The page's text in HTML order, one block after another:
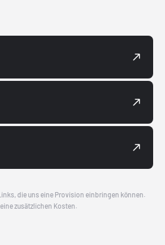
die uns eine Provision einbringen können.
zusätzlichen Kosten.